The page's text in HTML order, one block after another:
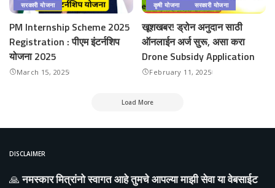
सरकारी योजना
PM Internship Scheme 2025
Registration : पीएम इंटर्नशिप
योजना 2025
March 15, 2025
कृषी योजना सरकारी योजना
खूशखबर! ड्रोन अनुदान साठी
ऑनलाईन अर्ज सुरू, असा करा
Drone Subsidy Application
February 11, 2025
Load More
DISCLAIMER
🙏नमस्कार मित्रांनो स्वागत आहे तुमचे आपल्या माझी सेवा या वेबसाईट